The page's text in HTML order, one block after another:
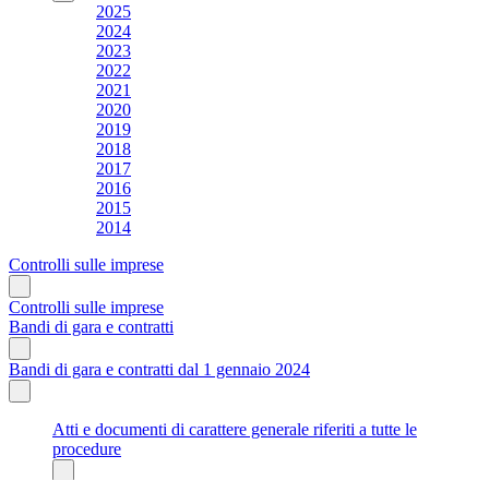
2025
2024
2023
2022
2021
2020
2019
2018
2017
2016
2015
2014
Controlli sulle imprese
Controlli sulle imprese
Bandi di gara e contratti
Bandi di gara e contratti dal 1 gennaio 2024
Atti e documenti di carattere generale riferiti a tutte le
procedure